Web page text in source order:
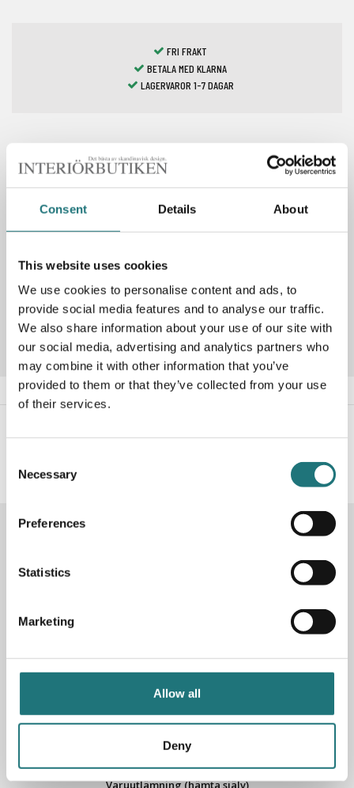
Consent Details About
This website uses cookies
We use cookies to personalise content and ads, to
provide social media features and to analyse our traffic.
We also share information about your use of our site with
our social media, advertising and analytics partners who
may combine it with other information that you’ve
provided to them or that they’ve collected from your use
of their services.
Selection
Necessary
Preferences
Statistics
Marketing
Allow all
Deny
FRI FRAKT
BETALA MED KLARNA
LAGERVAROR 1-7 DAGAR
Spara som favorit
Artikelnummer A1018603
Söndag: 11-17
Telefon:08-702 78 22
Se öppettider för helgdag här
Fri parkering på Åsögatan 121